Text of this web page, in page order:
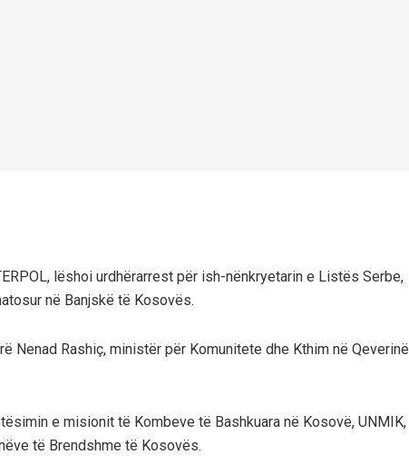
lëshoi urdhërarrest për ish-nënkryetarin e Listës Serbe,
në Banjskë të Kosovës.
Nenad Rashiç, ministër për Komunitete dhe Kthim në Qeverinë
e misionit të Kombeve të Bashkuara në Kosovë, UNMIK,
të Brendshme të Kosovës.